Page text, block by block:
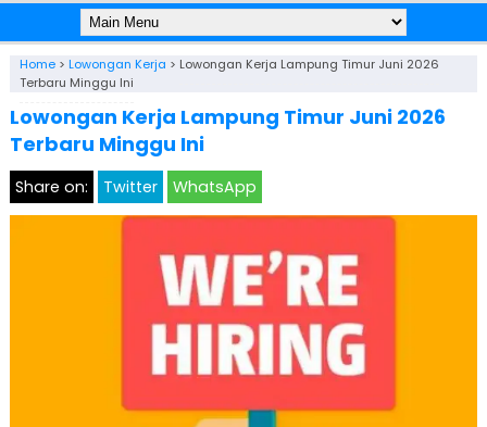
Home> Lowongan Kerja > Lowongan Kerja Lampung Timur Juni 2026
Terbaru Minggu Ini
Lowongan Kerja Lampung Timur Juni 2026
Terbaru Minggu Ini
Share on: Twitter WhatsApp